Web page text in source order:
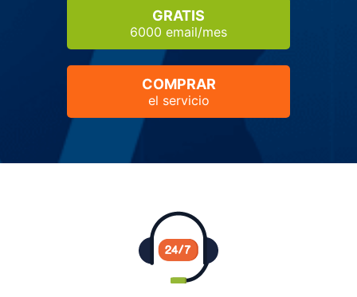
GRATIS
6000 email/mes
COMPRAR
el servicio